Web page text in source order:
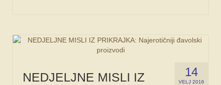
14
VELJ 2016
NEDJELJNE MISLI IZ